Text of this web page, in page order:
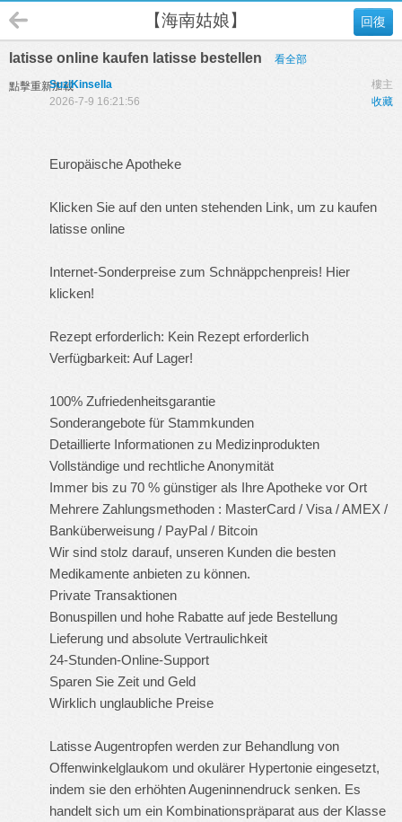
回復
【海南姑娘】
latisse online kaufen latisse bestellen 看全部
點擊重新加載 樓主
SuziKinsella
收藏
2026-7-9 16:21:56
Europäische Apotheke
Klicken Sie auf den unten stehenden Link, um zu kaufen
latisse online
Internet-Sonderpreise zum Schnäppchenpreis! Hier
klicken!
Rezept erforderlich: Kein Rezept erforderlich
Verfügbarkeit: Auf Lager!
100% Zufriedenheitsgarantie
Sonderangebote für Stammkunden
Detaillierte Informationen zu Medizinprodukten
Vollständige und rechtliche Anonymität
Immer bis zu 70 % günstiger als Ihre Apotheke vor Ort
Mehrere Zahlungsmethoden : MasterCard / Visa / AMEX /
Banküberweisung / PayPal / Bitcoin
Wir sind stolz darauf, unseren Kunden die besten
Medikamente anbieten zu können.
Private Transaktionen
Bonuspillen und hohe Rabatte auf jede Bestellung
Lieferung und absolute Vertraulichkeit
24-Stunden-Online-Support
Sparen Sie Zeit und Geld
Wirklich unglaubliche Preise
Latisse Augentropfen werden zur Behandlung von
Offenwinkelglaukom und okulärer Hypertonie eingesetzt,
indem sie den erhöhten Augeninnendruck senken. Es
handelt sich um ein Kombinationspräparat aus der Klasse